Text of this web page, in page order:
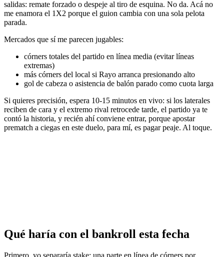
salidas: remate forzado o despeje al tiro de esquina. No da. Acá no
me enamora el 1X2 porque el guion cambia con una sola pelota
parada.
Mercados que sí me parecen jugables:
córners totales del partido en línea media (evitar líneas
extremas)
más córners del local si Rayo arranca presionando alto
gol de cabeza o asistencia de balón parado como cuota larga
Si quieres precisión, espera 10-15 minutos en vivo: si los laterales
reciben de cara y el extremo rival retrocede tarde, el partido ya te
contó la historia, y recién ahí conviene entrar, porque apostar
prematch a ciegas en este duelo, para mí, es pagar peaje. Al toque.
Qué haría con el bankroll esta fecha
Primero, yo separaría stake: una parte en línea de córners por